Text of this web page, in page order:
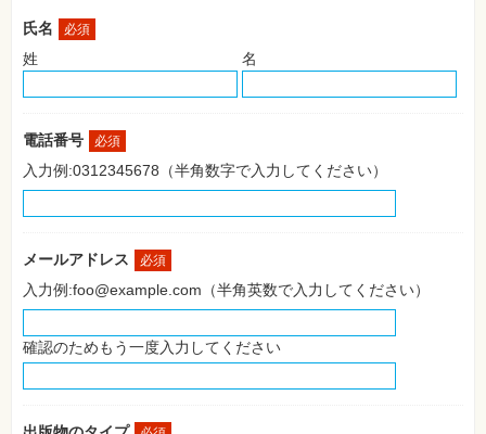
ケ
ィ
ン
ビ
ジ
ネ
ス・
み
メ
ラ・
真
資
氏名 必須
姓 名
電話番号 必須
入力例:0312345678（半角数字で入力してください）
メールアドレス 必須
入力例:foo@example.com（半角英数で入力してください）
確認のためもう一度入力してください